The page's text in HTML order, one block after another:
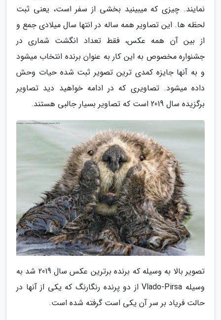
نمایند. چیزی که میبینید بخشی از سفر است، یعنی ثبت
لحظه ها. این تصاویر همه ساله در انتها سال میلادی جمع و
از بین آن همه عکس، فقط تعداد انگشت شماری در
جشنواره مخصوص به این کار به عنوان برنده انتخاب میشود
و به آنها جایزه کمدی ترین تصویر ثبت شده حیات وحش
داده میشود. تصاویری که در ادامه خواهید دید تصاویر
برگزیده سال 2019 است که تصاویر بسیار جالبی هستند.
تصویر بالا به وسیله که برنده برترین عکس سال 2019 شد به
وسیله Vlado-Pirsa از دو پرنده رنگارنگ که یکی از آنها در
حالت فریاد بر سر آن یکی است گرفته شده است.